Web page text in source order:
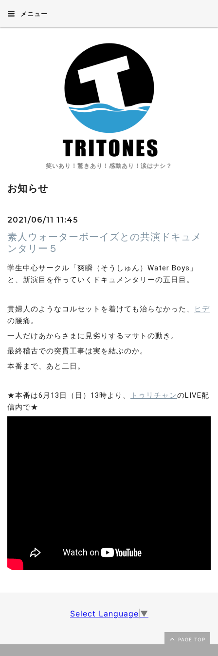
メニュー
笑いあり！驚きあり！感動あり！涙はナシ？
お知らせ
2021/06/11 11:45
素人ウォーターボーイズとの共演ドキュメ
ンタリー５
学生中心サークル「爽瞬（そうしゅん）Water Boys」
と、新演目を作っていくドキュメンタリーの五日目。
貴婦人のようなコルセットを着けても治らなかった、
ヒデ
の腰痛。
一人だけあからさまに見劣りするマサトの動き。
最終稽古での突貫工事は実を結ぶのか。
本番まで、あと二日。
★本番は6月13日（日）13時より、 トゥリチャンのLIVE配
信内で★
Select Language ▼
PAGE TOP